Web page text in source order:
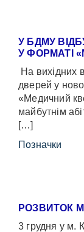
У БДМУ
У ФОРМАТІ
На вихідних
дверей у
«Медичний
майбутнім
[…]
Позначки
РОЗВИТОК
3 грудня у м.